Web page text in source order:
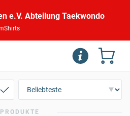
e.V. Abteilung Taekwondo